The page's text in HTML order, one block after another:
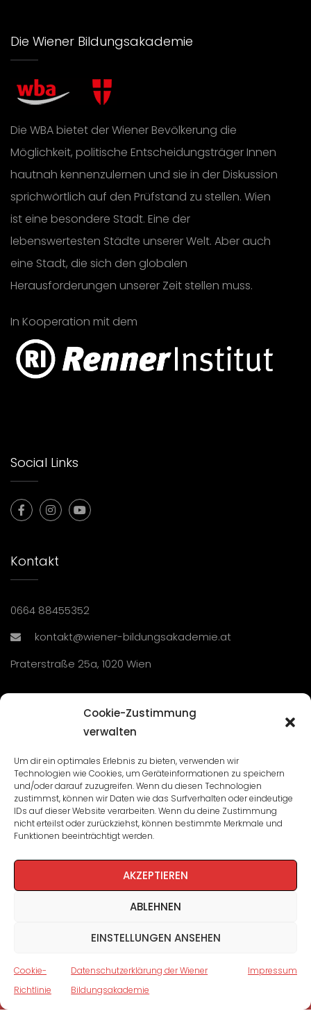
Cookie-Zustimmung
verwalten
Um dir ein optimales Erlebnis zu bieten, verwenden wir
Technologien wie Cookies, um Geräteinformationen zu speichern
und/oder darauf zuzugreifen. Wenn du diesen Technologien
zustimmst, können wir Daten wie das Surfverhalten oder eindeutige
IDs auf dieser Website verarbeiten. Wenn du deine Zustimmung
nicht erteilst oder zurückziehst, können bestimmte Merkmale und
Funktionen beeinträchtigt werden.
AKZEPTIEREN
ABLEHNEN
EINSTELLUNGEN ANSEHEN
Cookie-
Richtlinie
Datenschutzerklärung der Wiener
Bildungsakademie
Impressum
Die Wiener Bildungsakademie
Die WBA bietet der Wiener Bevölkerung die
Möglichkeit, politische Entscheidungsträger Innen
hautnah kennenzulernen und sie in der Diskussion
sprichwörtlich auf den Prüfstand zu stellen. Wien
ist eine besondere Stadt. Eine der
lebenswertesten Städte unserer Welt. Aber auch
eine Stadt, die sich den globalen
Herausforderungen unserer Zeit stellen muss.
In Kooperation mit dem
Social Links
Kontakt
0664 88455352
kontakt@wiener-bildungsakademie.at
Praterstraße 25a, 1020 Wien
Seminare und Veranstaltungen
Lehrgänge
WBA: Direktion und Team
Impressum/Datenschutz
Cookie-Richtlinie